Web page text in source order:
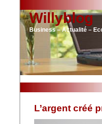
Willyblog
Business – Actualité –
L’argent créé